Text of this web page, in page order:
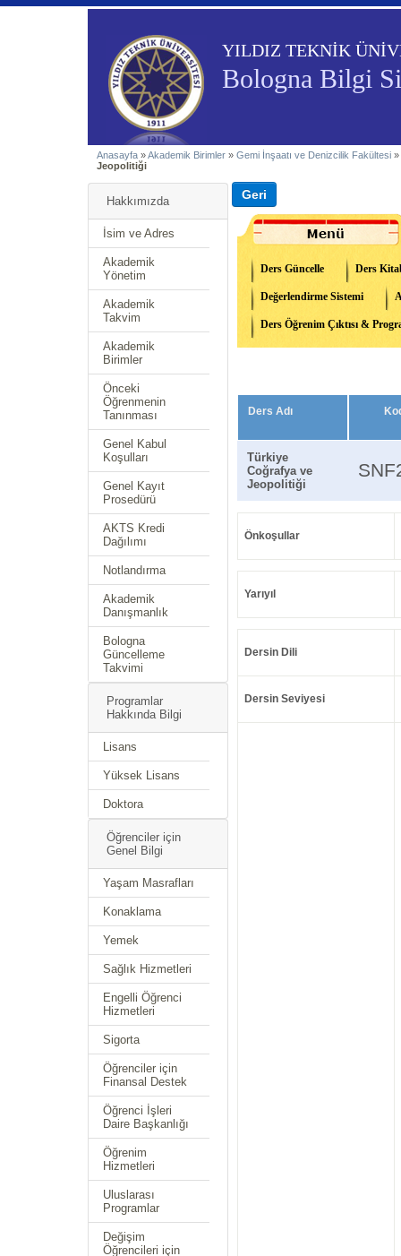
YILDIZ TEKNİK
Bologna Bilgi
Anasayfa »Akademik Birimler » Gemi İnşaatı ve Denizcilik Fakültesi »
Jeopolitiği
Hakkımızda
İsim ve Adres
Akademik
Yönetim
Akademik
Takvim
Akademik
Birimler
Önceki
Öğrenmenin
Tanınması
Genel Kabul
Koşulları
Genel Kayıt
Prosedürü
AKTS Kredi
Dağılımı
Notlandırma
Akademik
Danışmanlık
Bologna
Güncelleme
Takvimi
Programlar
Hakkında Bilgi
Lisans
Yüksek Lisans
Doktora
Öğrenciler için
Genel Bilgi
Yaşam Masrafları
Konaklama
Yemek
Sağlık Hizmetleri
Engelli Öğrenci
Hizmetleri
Sigorta
Öğrenciler için
Finansal Destek
Öğrenci İşleri
Daire Başkanlığı
Öğrenim
Hizmetleri
Uluslarası
Programlar
Değişim
Öğrencileri için
Ders Güncelle Ders
Değerlendirme Sistemi
Ders Öğrenim Çıktısı &
Ders Adı
Türkiye
Coğrafya ve
Jeopolitiği
Önkoşullar
Yarıyıl
Dersin Dili
Dersin Seviyesi